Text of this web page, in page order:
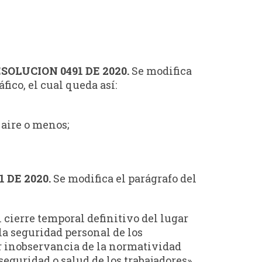
0491 DE 2020. Se modifica
el cual queda así:
o menos;
DE 2020. Se modifica el parágrafo del
cierre temporal definitivo del lugar
seguridad personal de los
inobservancia de la normatividad